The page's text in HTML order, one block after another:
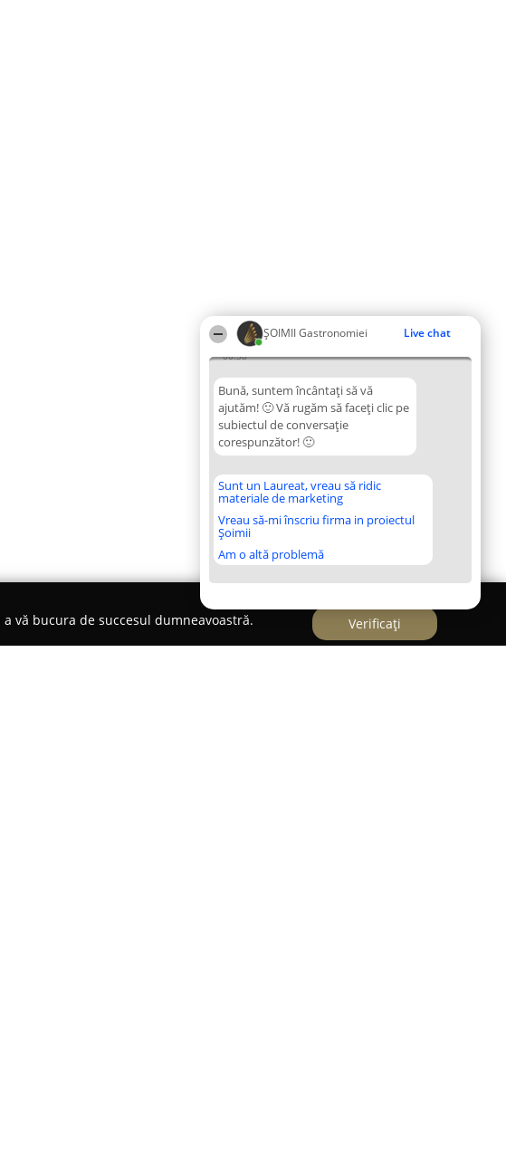
ȘOIMII Gastronomiei Live chat
06:38
Bună, suntem încântați să vă
ajutăm! 🙂 Vă rugăm să faceți clic pe
subiectul de conversație
corespunzător! 🙂
Sunt un Laureat, vreau să ridic
materiale de marketing
Vreau să-mi înscriu firma in proiectul
Șoimii
Am o altă problemă
vă bucura de succesul dumneavoastră.
Verificați